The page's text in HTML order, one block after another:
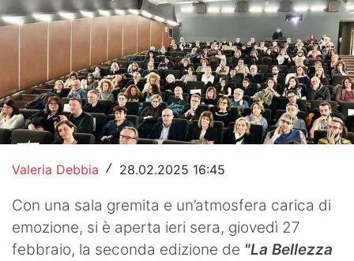
Hockey
Pallanuoto
Pallamano
Altre
News
Turismo
Eventi
Valeria Debbia / 28.02.2025 16:45
Con una sala gremita e un’atmosfera carica di
emozione, si è aperta ieri sera, giovedì 27
febbraio, la seconda edizione de "La Bellezza